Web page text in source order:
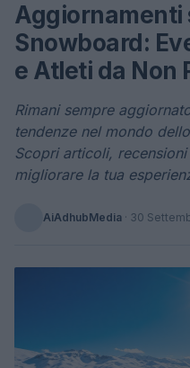
Aggiornamenti
Snowboard:
e Atleti da Non
Rimani sempre
tendenze nel mondo
Scopri articoli,
migliorare la tua
AiAdhubMedia · 30